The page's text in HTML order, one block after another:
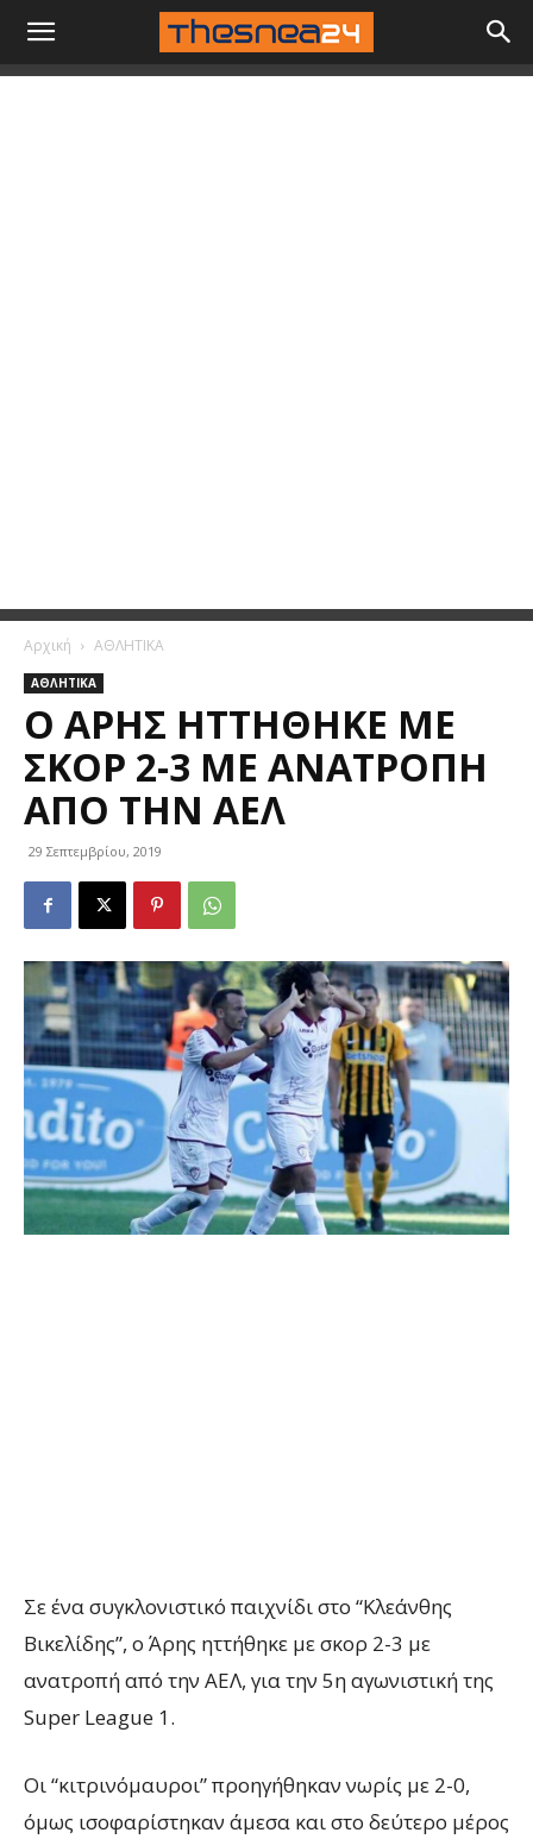
Αρχική ΑΘΛΗΤΙΚΑ
ΑΘΛΗΤΙΚΑ
Ο ΆΡΗΣ ΗΤΤΉΘΗΚΕ ΜΕ
ΣΚΟΡ 2-3 ΜΕ ΑΝΑΤΡΟΠΉ
ΑΠΌ ΤΗΝ ΑΕΛ
29 Σεπτεμβρίου, 2019
Σε ένα συγκλονιστικό παιχνίδι στο “Κλεάνθης
Βικελίδης”, ο Άρης ηττήθηκε με σκορ 2-3 με
ανατροπή από την ΑΕΛ, για την 5η αγωνιστική της
Super League 1.
Οι “κιτρινόμαυροι” προηγήθηκαν νωρίς με 2-0,
όμως ισοφαρίστηκαν άμεσα και στο δεύτερο μέρος